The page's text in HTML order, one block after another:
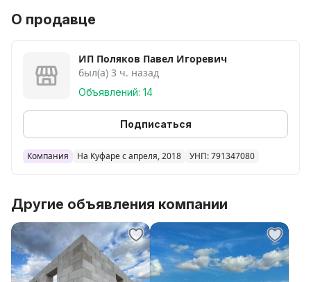
Высокое качество, умеренные цены.
О продавце
ИП Поляков Павел Игоревич
был(а) 3 ч. назад
Объявлений: 14
Подписаться
Компания На Куфаре с апреля, 2018 УНП: 791347080
Другие объявления компании